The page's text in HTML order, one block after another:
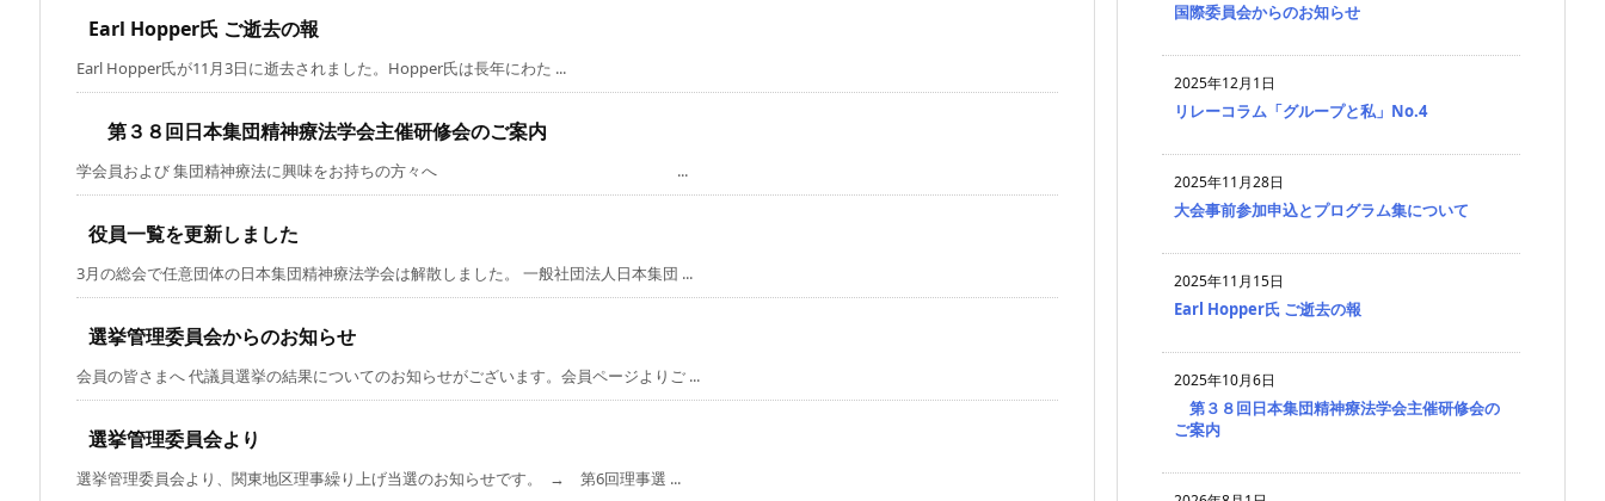
Earl Hopper氏 ご逝去の報
Earl Hopper氏が11月3日に逝去されました。Hopper氏は長年にわた ...
第３８回日本集団精神療法学会主催研修会のご案内
学会員および 集団精神療法に興味をお持ちの方々へ ...
役員一覧を更新しました
3月の総会で任意団体の日本集団精神療法学会は解散しました。 一般社団法人日本集団 ...
選挙管理委員会からのお知らせ
会員の皆さまへ 代議員選挙の結果についてのお知らせがございます。会員ページよりご ...
選挙管理委員会より
選挙管理委員会より、関東地区理事繰り上げ当選のお知らせです。 → 第6回理事選 ...
国際委員会からのお知らせ
2025年12月1日
リレーコラム「グループと私」No.4
2025年11月28日
大会事前参加申込とプログラム集について
2025年11月15日
Earl Hopper氏 ご逝去の報
2025年10月6日
第３８回日本集団精神療法学会主催研修会の
ご案内